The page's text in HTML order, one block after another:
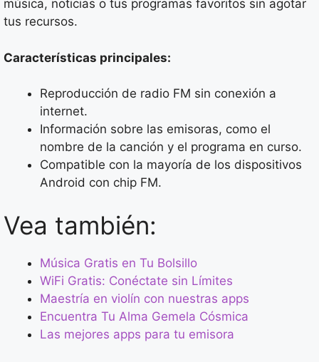
música, noticias o tus programas favoritos sin agotar
tus recursos.
Características principales:
Reproducción de radio FM sin conexión a
internet.
Información sobre las emisoras, como el
nombre de la canción y el programa en curso.
Compatible con la mayoría de los dispositivos
Android con chip FM.
Vea también:
Música Gratis en Tu Bolsillo
WiFi Gratis: Conéctate sin Límites
Maestría en violín con nuestras apps
Encuentra Tu Alma Gemela Cósmica
Las mejores apps para tu emisora